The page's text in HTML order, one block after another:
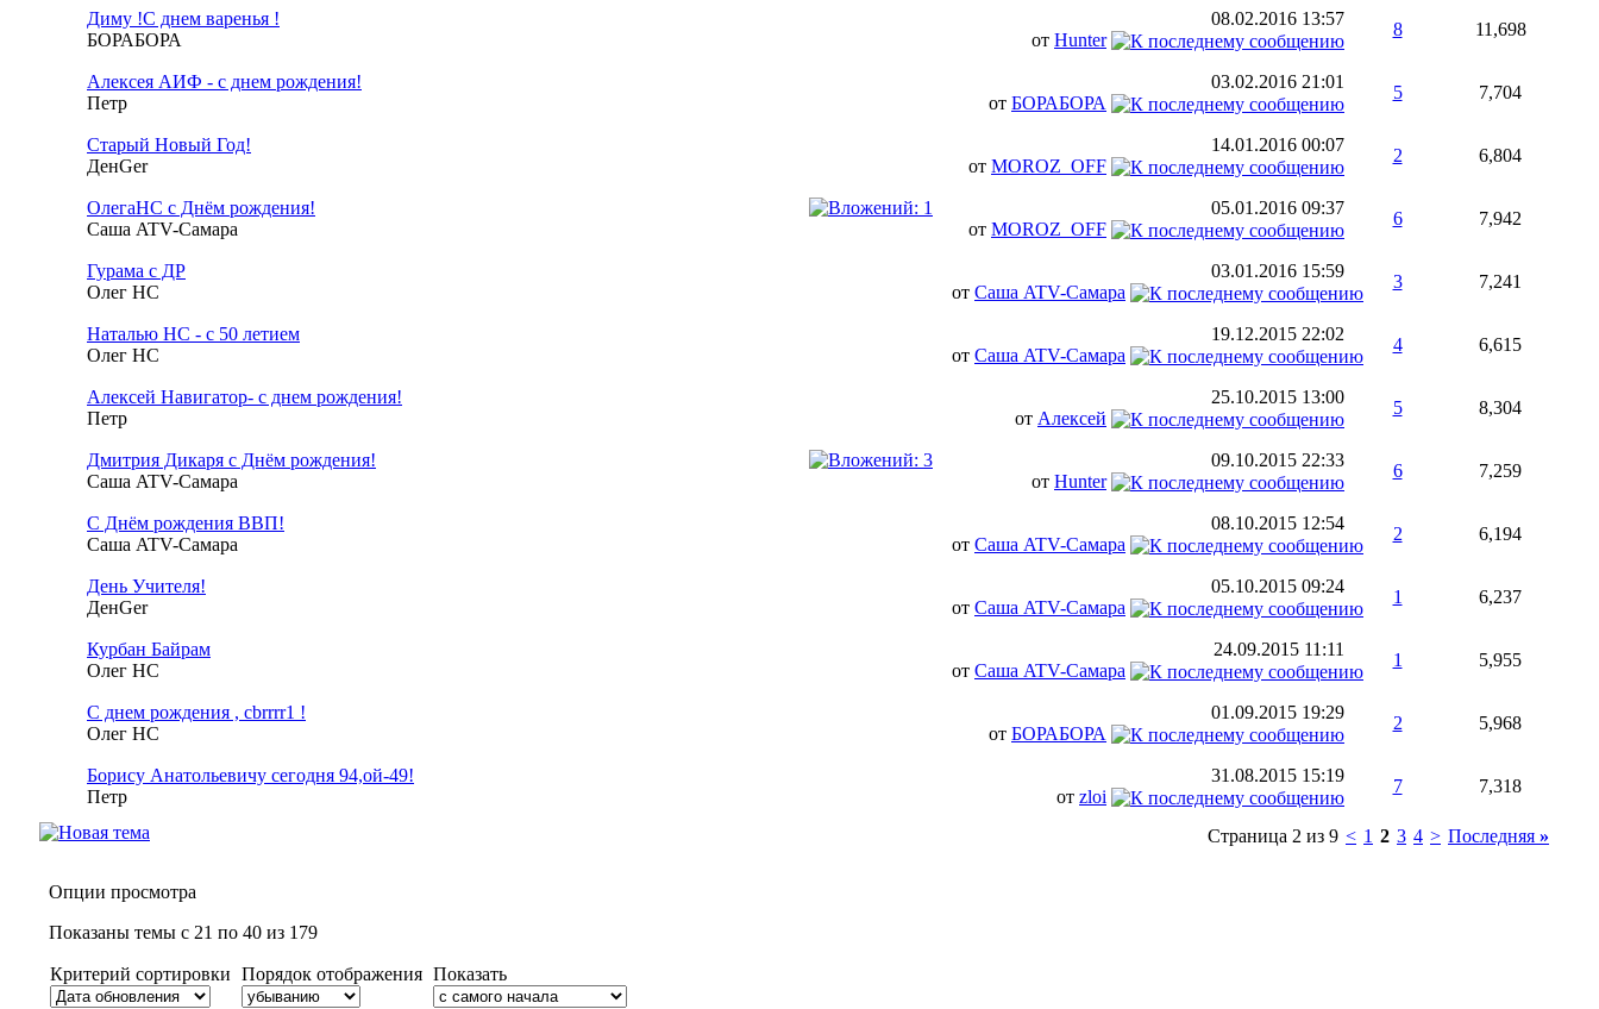
Диму !С днем варенья !
БОРАБОРА
08.02.2016 13:57
от Hunter
8 11,698
Алексея АИФ - с днем рождения!
Петр
03.02.2016 21:01
от БОРАБОРА
5 7,704
Старый Новый Год!
ДенGer
14.01.2016 00:07
от MOROZ_OFF
2 6,804
ОлегаНС с Днём рождения!
Саша ATV-Самара
05.01.2016 09:37
от MOROZ_OFF
6 7,942
Гурама с ДР
Олег НС
03.01.2016 15:59
от Саша ATV-Самара
3 7,241
Наталью НС - с 50 летием
Олег НС
19.12.2015 22:02
от Саша ATV-Самара
4 6,615
Алексей Навигатор- с днем рождения!
Петр
25.10.2015 13:00
от Алексей
5 8,304
Дмитрия Дикаря с Днём рождения!
Саша ATV-Самара
09.10.2015 22:33
от Hunter
6 7,259
С Днём рождения ВВП!
Саша ATV-Самара
08.10.2015 12:54
от Саша ATV-Самара
2 6,194
День Учителя!
ДенGer
05.10.2015 09:24
от Саша ATV-Самара
1 6,237
Курбан Байрам
Олег НС
24.09.2015 11:11
от Саша ATV-Самара
1 5,955
С днем рождения , cbrrrr1 !
Олег НС
01.09.2015 19:29
от БОРАБОРА
2 5,968
Борису Анатольевичу сегодня 94,ой-49!
Петр
31.08.2015 15:19
от zloi
7 7,318
Страница 2 из 9 < 1 2 3 4 > Последняя »
Опции просмотра
Показаны темы с 21 по 40 из 179
Критерий сортировки Порядок отображения Показать